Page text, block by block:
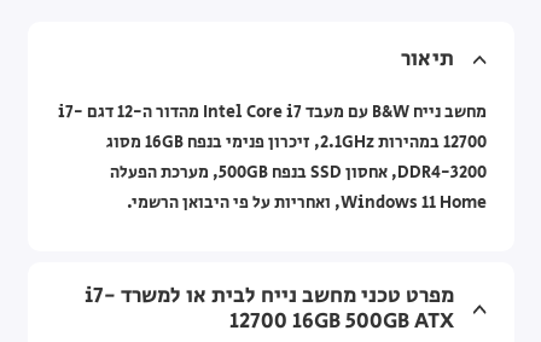
תיאור
מחשב נייח B&W עם מעבד Intel Core i7 מהדור ה-12 דגם i7-
12700 במהירות 2.1GHz, זיכרון פנימי בנפח 16GB מסוג
DDR4-3200, אחסון SSD בנפח 500GB, מערכת הפעלה
Windows 11 Home, ואחריות על פי היבואן הרשמי.
מפרט טכני מחשב נייח לבית או למשרד i7-
12700 16GB 500GB ATX